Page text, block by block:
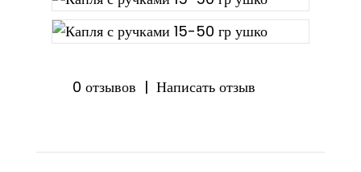
0 отзывов | Написать отзыв